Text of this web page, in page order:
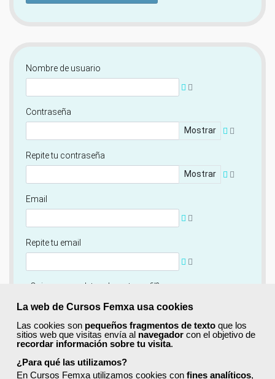
La web de Cursos Femxa usa cookies
Las cookies son pequeños fragmentos de texto que los
sitios web que visitas envía al navegador con el objetivo de
recordar información sobre tu visita.
¿Para qué las utilizamos?
En Cursos Femxa utilizamos cookies con fines analíticos,
Nombre de usuario
Contraseña
Mostrar
Repite tu contraseña
Mostrar
Email
Repite tu email
¿Quieres completar ahora tu perfil?
Si
No, completaré mi perfil más adelante
Newsletter
Si, quiero recibir información sobre cursos, ofertas
exclusivas y recursos para el aprendizaje.